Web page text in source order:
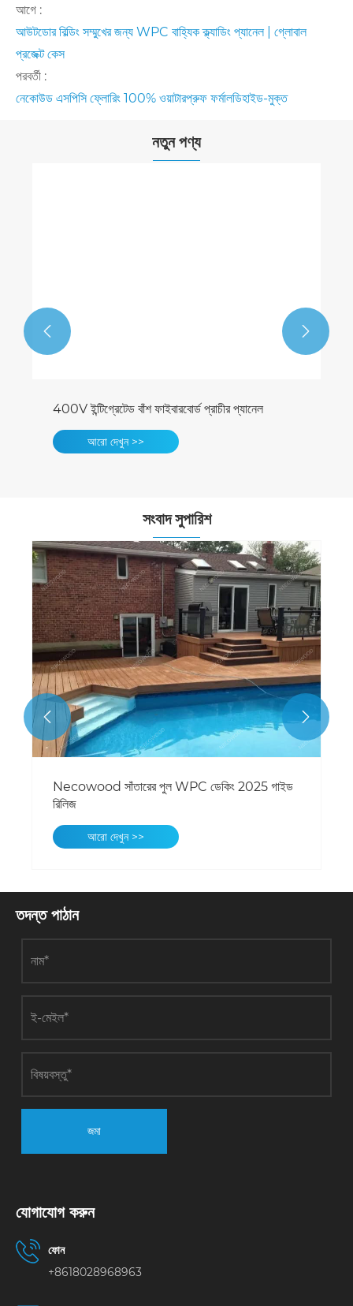
আগে :
আউটডোর বিল্ডিং সম্মুখের জন্য WPC বাহ্যিক ক্ল্যাডিং প্যানেল | গ্লোবাল
প্রজেক্ট কেস
পরবর্তী :
নেকোউড এসপিসি ফ্লোরিং 100% ওয়াটারপ্রুফ ফর্মালডিহাইড-মুক্ত
নতুন পণ্য
400V ইন্টিগ্রেটেড বাঁশ ফাইবারবোর্ড প্রাচীর প্যানেল
আরো দেখুন >>
 
সংবাদ সুপারিশ
Necowood সাঁতারের পুল WPC ডেকিং 2025 গাইড
রিলিজ
আরো দেখুন >>
 
তদন্ত পাঠান
জমা
যোগাযোগ করুন
ফোন
+8618028968963